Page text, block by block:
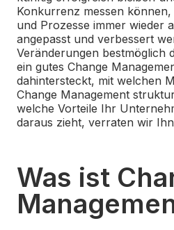
Konkurrenz messen
und Prozesse immer wieder
angepasst und verbessert
Veränderungen bestmöglich
ein gutes Change
dahintersteckt, mit welchen
Change Management
welche Vorteile Ihr
daraus zieht, verraten wir
Was ist